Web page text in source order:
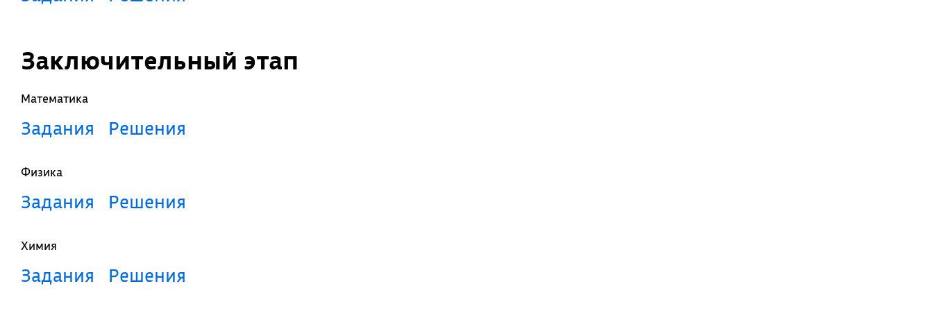
Заключительный этап
Математика
Задания Решения
Физика
Задания Решения
Химия
Задания Решения